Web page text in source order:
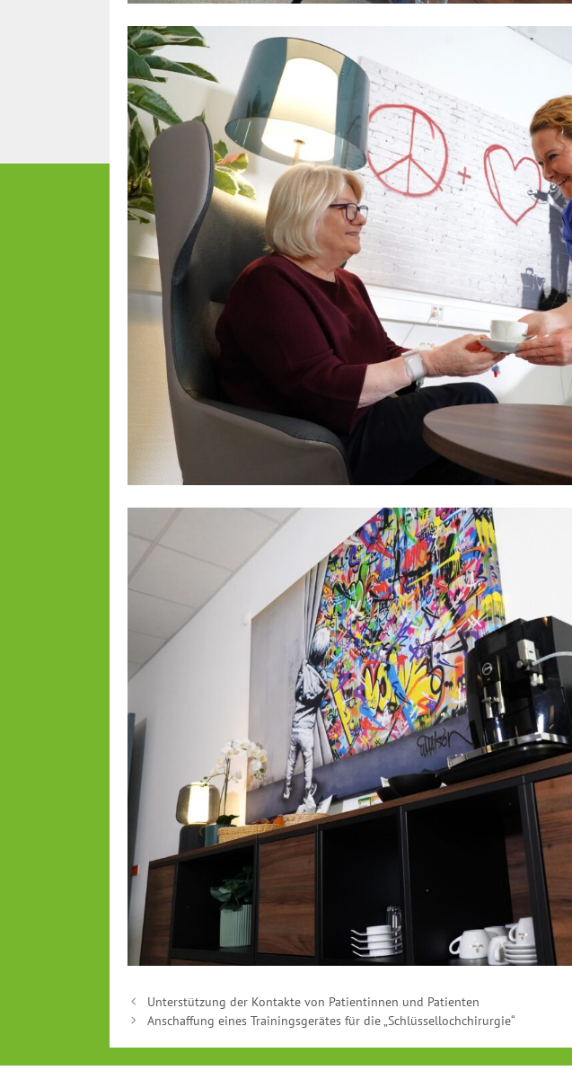
Unterstützung der Kontakte von Patientinnen und Patienten
Anschaffung eines Trainingsgerätes für die „Schlüssellochchirurgie“